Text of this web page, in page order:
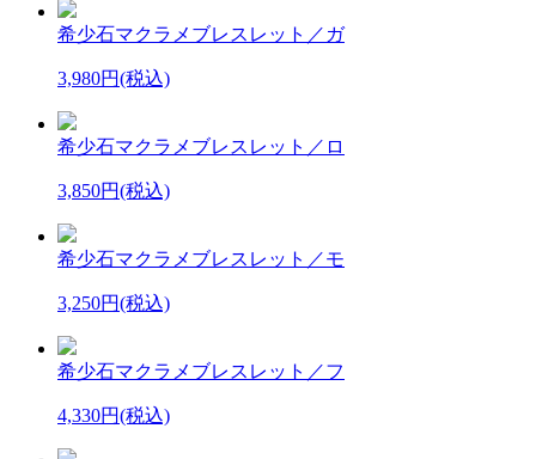
希少石マクラメブレスレット／ガ
3,980円(税込)
希少石マクラメブレスレット／ロ
3,850円(税込)
希少石マクラメブレスレット／モ
3,250円(税込)
希少石マクラメブレスレット／フ
4,330円(税込)